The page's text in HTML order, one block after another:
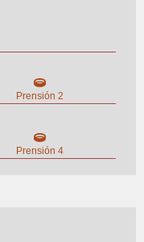
Prensión 2
Prensión 4